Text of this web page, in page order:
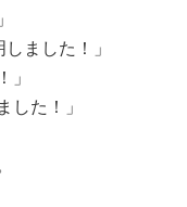
ました！」
」
した！」